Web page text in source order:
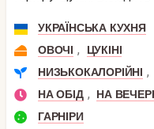
УКРАЇНСЬКА КУХНЯ
ОВОЧІ ,
ЦУКІНІ
НИЗЬКОКАЛОРІЙНІ ,
НА ОБІД , НА
ГАРНІРИ